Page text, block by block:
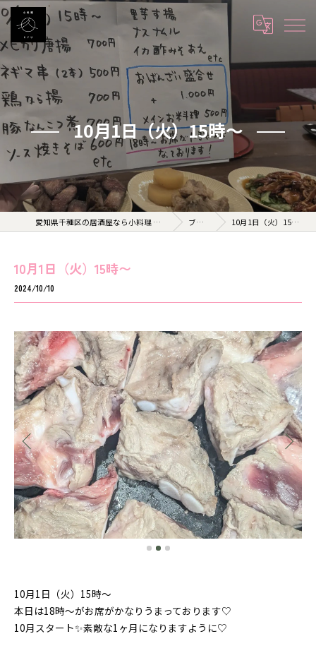
10月1日（火）15時〜
愛知県千種区の居酒屋なら小料理 久 KYU ブログ 10月1日（火）15時〜
10月1日（火）15時〜
2024/10/10
10月1日（火）15時〜
本日は18時〜がお席がかなりうまっております♡
10月スタート✨素敵な1ヶ月になりますように♡